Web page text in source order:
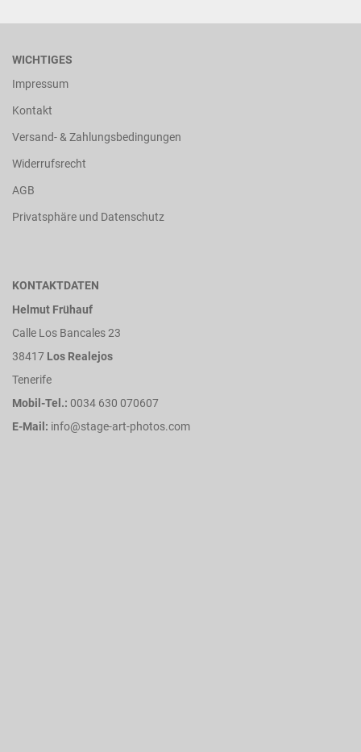
WICHTIGES
Impressum
Kontakt
Versand- & Zahlungsbedingungen
Widerrufsrecht
AGB
Privatsphäre und Datenschutz
KONTAKTDATEN
Helmut Frühauf
Calle Los Bancales 23
38417 Los Realejos
Tenerife
Mobil-Tel.: 0034 630 070607
E-Mail: info@stage-art-photos.com